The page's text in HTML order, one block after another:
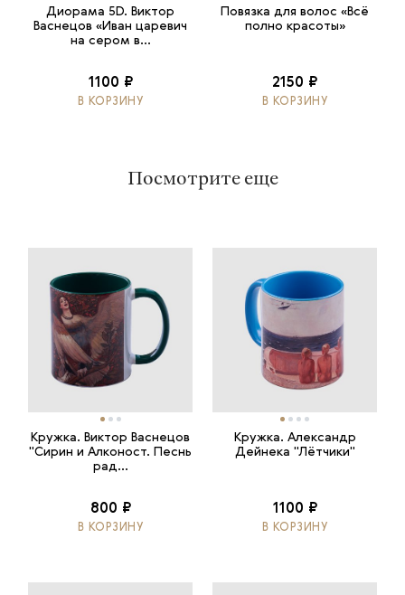
Диорама 5D. Виктор
Васнецов «Иван царевич
на сером в...
1100 ₽
В КОРЗИНУ
Повязка для волос «Всё
полно красоты»
2150 ₽
В КОРЗИНУ
Посмотрите еще
Кружка. Виктор Васнецов
"Сирин и Алконост. Песнь
рад...
800 ₽
В КОРЗИНУ
Кружка. Александр
Дейнека "Лётчики"
1100 ₽
В КОРЗИНУ